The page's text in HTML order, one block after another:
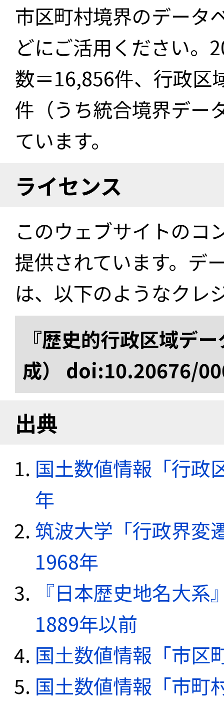
市区町村境界のデータ
どにご活用ください。
数＝16,856件、行政区
件（うち統合境界デー
ています。
ライセンス
このウェブサイトのコ
提供されています。デ
は、以下のようなクレ
『歴史的行政区域デ
成） doi:10.20676/
出典
国土数値情報「行政
年
筑波大学「行政界変
1968年
『日本歴史地名大
1889年以前
国土数値情報「市区
国土数値情報「市町